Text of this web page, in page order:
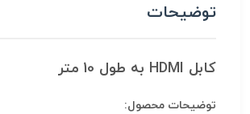
توضیحات
کابل HDMI به طول 10 متر
توضیحات محصول: